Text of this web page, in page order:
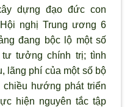
dựng đạo đức con
nghị Trung ương 6
đang bộc lộ một số
tưởng chính trị; tình
lãng phí của một số bộ
chiều hướng phát triển
hiện nguyên tắc tập